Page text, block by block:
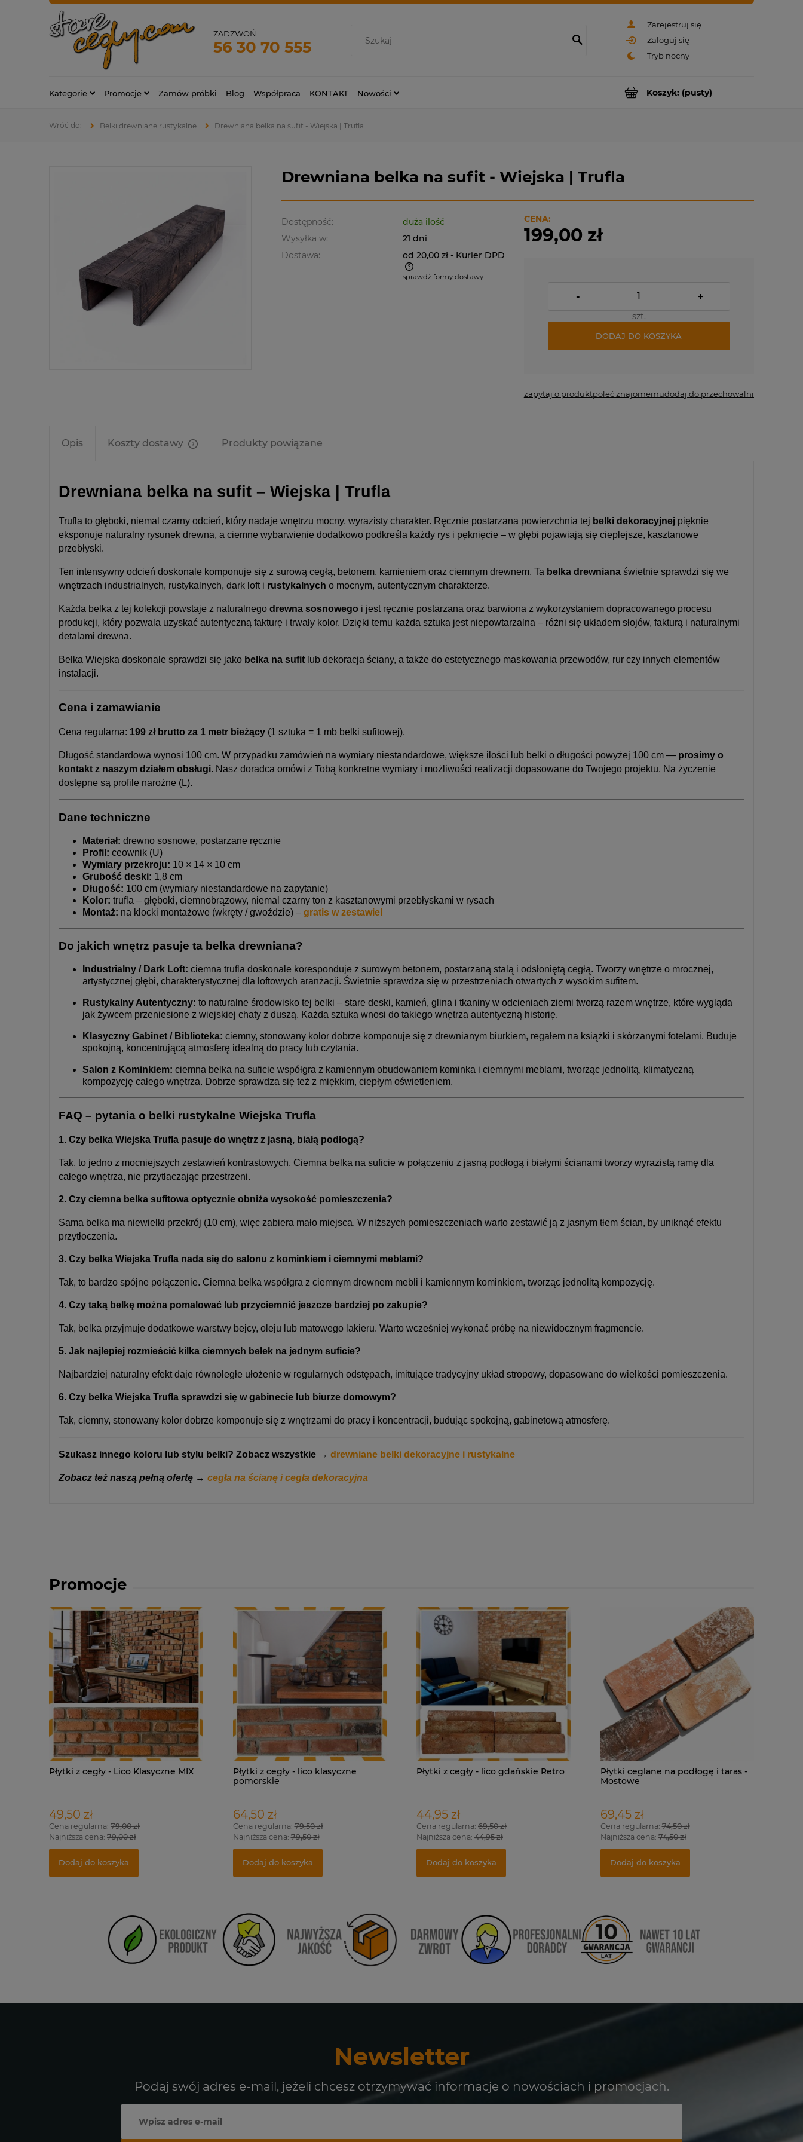
Zarejestruj się
Zaloguj się
ZADZWOŃ
56 30 70 555
Koszyk: (pusty)
Kategorie Promocje Zamów próbki Blog Współpraca KONTAKT Nowości
Belki drewniane rustykalne Drewniana belka na sufit - Wiejska | Trufla
Drewniana belka na sufit - Wiejska | Trufla
Dostępność:
duża ilość
Wysyłka w:
21 dni
Dostawa:
od 20,00 zł - Kurier DPD
sprawdź formy dostawy
CENA:
199,00 zł
- +
szt.
DODAJ DO KOSZYKA
zapytaj o produktpoleć znajomemudodaj do przechowalni
Opis Koszty dostawy Produkty powiązane
Drewniana belka na sufit – Wiejska | Trufla
Trufla to głęboki, niemal czarny odcień, który nadaje wnętrzu mocny, wyrazisty charakter. Ręcznie postarzana powierzchnia tej belki dekoracyjnej pięknie
eksponuje naturalny rysunek drewna, a ciemne wybarwienie dodatkowo podkreśla każdy rys i pęknięcie – w głębi pojawiają się cieplejsze, kasztanowe
przebłyski.
Ten intensywny odcień doskonale komponuje się z surową cegłą, betonem, kamieniem oraz ciemnym drewnem. Ta belka drewniana świetnie sprawdzi się we
wnętrzach industrialnych, rustykalnych, dark loft i rustykalnych o mocnym, autentycznym charakterze.
Każda belka z tej kolekcji powstaje z naturalnego drewna sosnowego i jest ręcznie postarzana oraz barwiona z wykorzystaniem dopracowanego procesu
produkcji, który pozwala uzyskać autentyczną fakturę i trwały kolor. Dzięki temu każda sztuka jest niepowtarzalna – różni się układem słojów, fakturą i naturalnymi
detalami drewna.
Belka Wiejska doskonale sprawdzi się jako belka na sufit lub dekoracja ściany, a także do estetycznego maskowania przewodów, rur czy innych elementów
instalacji.
Cena i zamawianie
Cena regularna: 199 zł brutto za 1 metr bieżący (1 sztuka = 1 mb belki sufitowej).
Długość standardowa wynosi 100 cm. W przypadku zamówień na wymiary niestandardowe, większe ilości lub belki o długości powyżej 100 cm — prosimy o
kontakt z naszym działem obsługi. Nasz doradca omówi z Tobą konkretne wymiary i możliwości realizacji dopasowane do Twojego projektu. Na życzenie
dostępne są profile narożne (L).
Dane techniczne
Materiał: drewno sosnowe, postarzane ręcznie
Profil: ceownik (U)
Wymiary przekroju: 10 × 14 × 10 cm
Grubość deski: 1,8 cm
Długość: 100 cm (wymiary niestandardowe na zapytanie)
Kolor: trufla – głęboki, ciemnobrązowy, niemal czarny ton z kasztanowymi przebłyskami w rysach
Montaż: na klocki montażowe (wkręty / gwoździe) – gratis w zestawie!
Do jakich wnętrz pasuje ta belka drewniana?
Industrialny / Dark Loft: ciemna trufla doskonale koresponduje z surowym betonem, postarzaną stalą i odsłoniętą cegłą. Tworzy wnętrze o mrocznej,
artystycznej głębi, charakterystycznej dla loftowych aranżacji. Świetnie sprawdza się w przestrzeniach otwartych z wysokim sufitem.
Rustykalny Autentyczny: to naturalne środowisko tej belki – stare deski, kamień, glina i tkaniny w odcieniach ziemi tworzą razem wnętrze, które wygląda
jak żywcem przeniesione z wiejskiej chaty z duszą. Każda sztuka wnosi do takiego wnętrza autentyczną historię.
Klasyczny Gabinet / Biblioteka: ciemny, stonowany kolor dobrze komponuje się z drewnianym biurkiem, regałem na książki i skórzanymi fotelami. Buduje
spokojną, koncentrującą atmosferę idealną do pracy lub czytania.
Salon z Kominkiem: ciemna belka na suficie współgra z kamiennym obudowaniem kominka i ciemnymi meblami, tworząc jednolitą, klimatyczną
kompozycję całego wnętrza. Dobrze sprawdza się też z miękkim, ciepłym oświetleniem.
FAQ – pytania o belki rustykalne Wiejska Trufla
1. Czy belka Wiejska Trufla pasuje do wnętrz z jasną, białą podłogą?
Tak, to jedno z mocniejszych zestawień kontrastowych. Ciemna belka na suficie w połączeniu z jasną podłogą i białymi ścianami tworzy wyrazistą ramę dla
całego wnętrza, nie przytłaczając przestrzeni.
2. Czy ciemna belka sufitowa optycznie obniża wysokość pomieszczenia?
Sama belka ma niewielki przekrój (10 cm), więc zabiera mało miejsca. W niższych pomieszczeniach warto zestawić ją z jasnym tłem ścian, by uniknąć efektu
przytłoczenia.
3. Czy belka Wiejska Trufla nada się do salonu z kominkiem i ciemnymi meblami?
Tak, to bardzo spójne połączenie. Ciemna belka współgra z ciemnym drewnem mebli i kamiennym kominkiem, tworząc jednolitą kompozycję.
4. Czy taką belkę można pomalować lub przyciemnić jeszcze bardziej po zakupie?
Tak, belka przyjmuje dodatkowe warstwy bejcy, oleju lub matowego lakieru. Warto wcześniej wykonać próbę na niewidocznym fragmencie.
5. Jak najlepiej rozmieścić kilka ciemnych belek na jednym suficie?
Najbardziej naturalny efekt daje równoległe ułożenie w regularnych odstępach, imitujące tradycyjny układ stropowy, dopasowane do wielkości pomieszczenia.
6. Czy belka Wiejska Trufla sprawdzi się w gabinecie lub biurze domowym?
Tak, ciemny, stonowany kolor dobrze komponuje się z wnętrzami do pracy i koncentracji, budując spokojną, gabinetową atmosferę.
Szukasz innego koloru lub stylu belki? Zobacz wszystkie → drewniane belki dekoracyjne i rustykalne
Zobacz też naszą pełną ofertę → cegła na ścianę i cegła dekoracyjna
Promocje
Płytki z cegły - Lico Klasyczne MIX
49,50 zł
Cena regularna: 79,00 zł
Najniższa cena: 79,00 zł
Dodaj do koszyka
Płytki z cegły - lico klasyczne
pomorskie
64,50 zł
Cena regularna:79,50 zł
Najniższa cena:79,50 zł
Dodaj do koszyka
Płytki z cegły - lico gdańskie Retro
44,95 zł
Cena regularna: 69,50 zł
Najniższa cena: 44,95 zł
Dodaj do koszyka
Płytki ceglane na podłogę i taras -
Mostowe
69,45 zł
Cena regularna:74,50 zł
Najniższa cena:74,50 zł
Dodaj do koszyka
Newsletter
Podaj swój adres e-mail, jeżeli chcesz otrzymywać informacje o nowościach i promocjach.